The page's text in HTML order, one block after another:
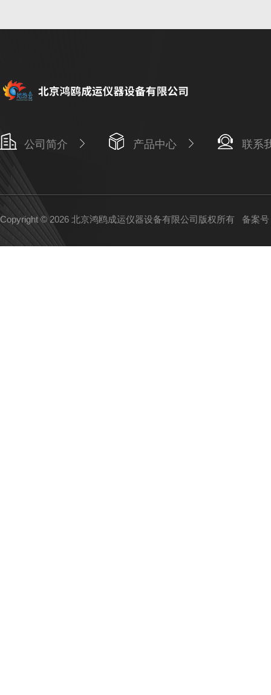
公司简介 产品中心 联系
Copyright © 2026 北京鸿鸥成运仪器设备有限公司版权所有 备案号